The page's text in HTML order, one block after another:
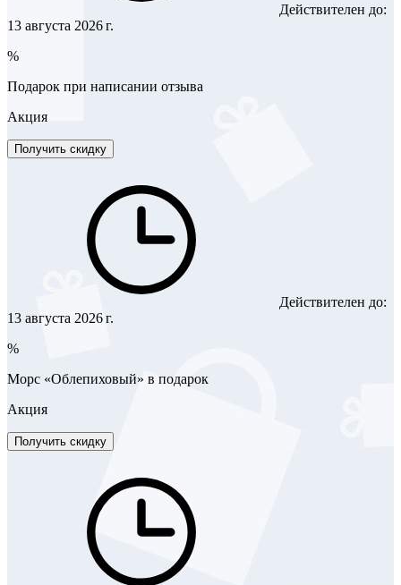
Действителен до:
13 августа 2026 г.
%
Подарок при написании отзыва
Акция
Получить скидку
Действителен до:
13 августа 2026 г.
%
Морс «Облепиховый» в подарок
Акция
Получить скидку